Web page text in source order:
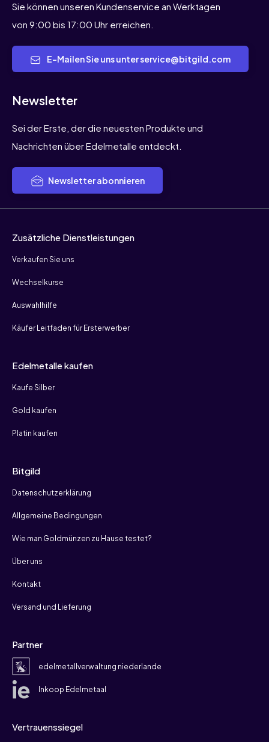
Sie können unseren Kundenservice an Werktagen
von 9:00 bis 17:00 Uhr erreichen.
E-Mailen Sie uns unter service@bitgild.com
Newsletter
Sei der Erste, der die neuesten Produkte und
Nachrichten über Edelmetalle entdeckt.
Newsletter abonnieren
Zusätzliche Dienstleistungen
Verkaufen Sie uns
Wechselkurse
Auswahlhilfe
Käufer Leitfaden für Ersterwerber
Edelmetalle kaufen
Kaufe Silber
Gold kaufen
Platin kaufen
Bitgild
Datenschutzerklärung
Allgemeine Bedingungen
Wie man Goldmünzen zu Hause testet?
Über uns
Kontakt
Versand und Lieferung
Partner
edelmetallverwaltung niederlande
Inkoop Edelmetaal
Vertrauenssiegel